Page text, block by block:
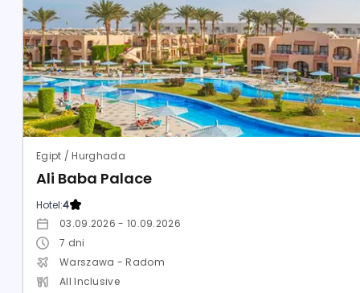
Egipt / Hurghada
Ali Baba Palace
Hotel:4
03.09.2026 - 10.09.2026
7 dni
Warszawa - Radom
All Inclusive